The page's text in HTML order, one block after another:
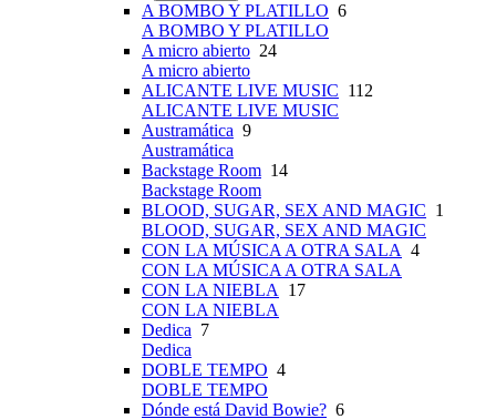
A BOMBO Y PLATILLO 6
A BOMBO Y PLATILLO
A micro abierto 24
A micro abierto
ALICANTE LIVE MUSIC 112
ALICANTE LIVE MUSIC
Austramática 9
Austramática
Backstage Room 14
Backstage Room
BLOOD, SUGAR, SEX AND MAGIC 1
BLOOD, SUGAR, SEX AND MAGIC
CON LA MÚSICA A OTRA SALA 4
CON LA MÚSICA A OTRA SALA
CON LA NIEBLA
17
CON LA NIEBLA
Dedica 7
Dedica
DOBLE TEMPO 4
DOBLE TEMPO
Dónde está David Bowie? 6